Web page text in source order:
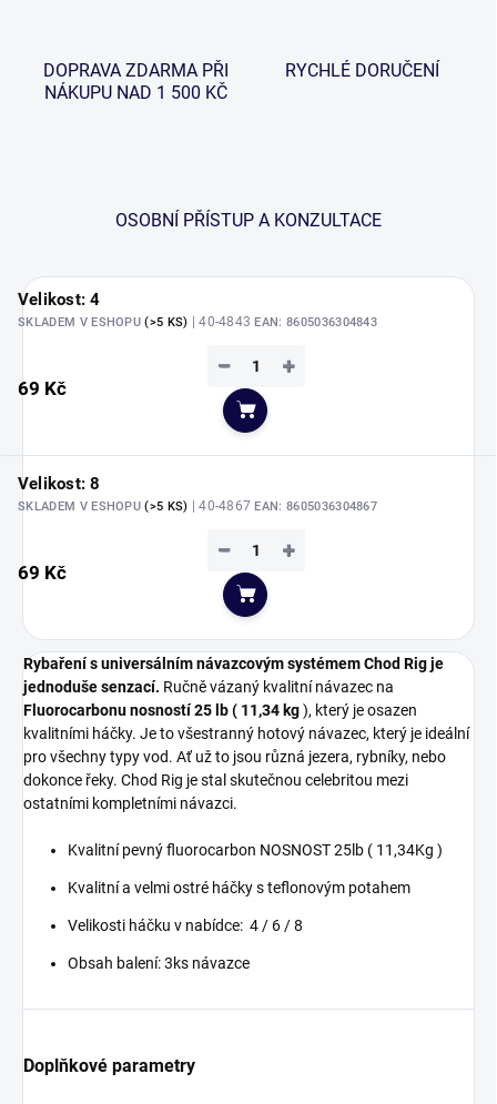
DOPRAVA ZDARMA PŘI
NÁKUPU NAD 1 500 KČ
RYCHLÉ DORUČENÍ
OSOBNÍ PŘÍSTUP A KONZULTACE
Velikost: 4
SKLADEM V ESHOPU(>5 KS) | 40-4843EAN: 8605036304843
69 Kč
+
−
Do košíku
Velikost: 8
SKLADEM V ESHOPU(>5 KS) | 40-4867EAN: 8605036304867
69 Kč
+
−
Do košíku
Rybaření s universálním návazcovým systémem Chod Rig je
jednoduše senzací. Ručně vázaný kvalitní návazec na
Fluorocarbonu nosností 25 lb ( 11,34 kg), který je osazen
kvalitními háčky. Je to všestranný hotový návazec, který je ideální
pro všechny typy vod. Ať už to jsou různá jezera, rybníky, nebo
dokonce řeky. Chod Rig je stal skutečnou celebritou mezi
ostatními kompletními návazci.
Kvalitní pevný fluorocarbon NOSNOST 25lb ( 11,34Kg )
Kvalitní a velmi ostré háčky s teflonovým potahem
Velikosti háčku v nabídce: 4 / 6 / 8
Obsah balení: 3ks návazce
Doplňkové parametry